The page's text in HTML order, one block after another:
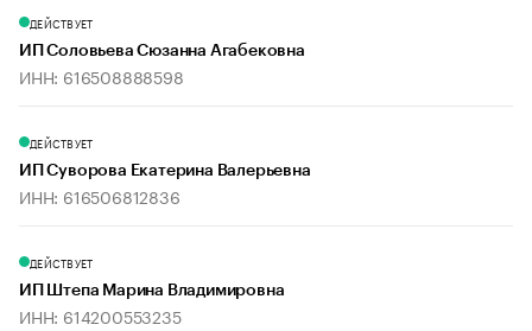
ДЕЙСТВУЕТ
ИП Соловьева Сюзанна Агабековна
ИНН: 616508888598
ДЕЙСТВУЕТ
ИП Суворова Екатерина Валерьевна
ИНН: 616506812836
ДЕЙСТВУЕТ
ИП Штепа Марина Владимировна
ИНН: 614200553235